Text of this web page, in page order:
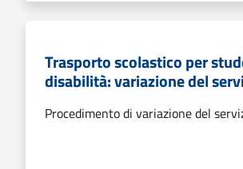
Trasporto scolastico per
disabilità: variazione del
Procedimento di variazione del